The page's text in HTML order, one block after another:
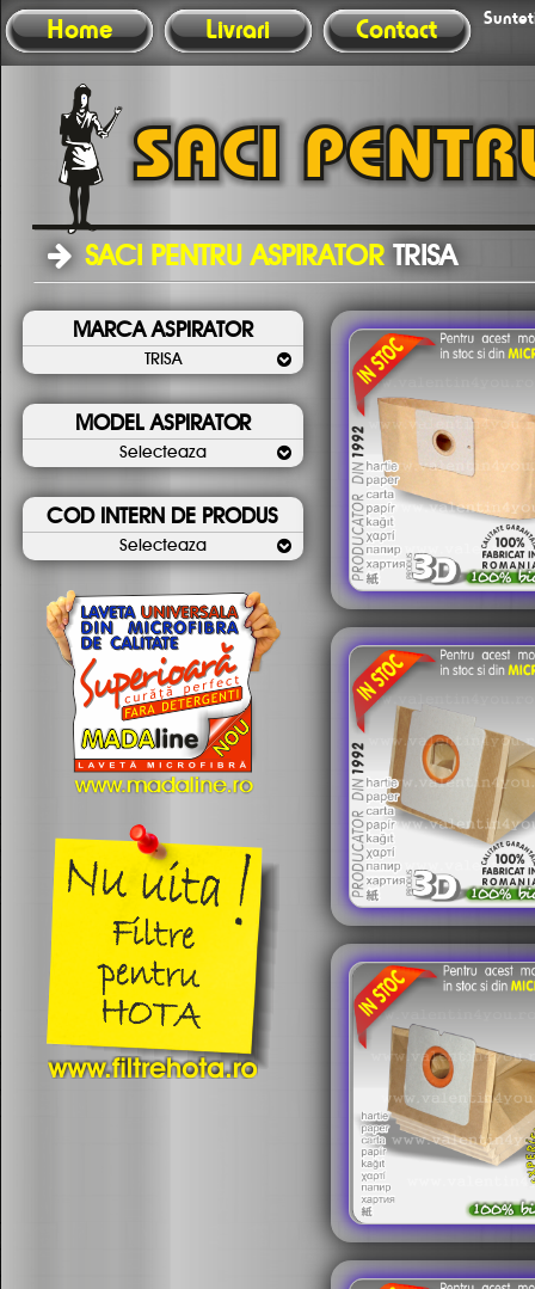
Home Livrari Contact
SACI PENTRU ASPIRATOR TRISA
MARCA ASPIRATOR
TRISA
MODEL ASPIRATOR
Selecteaza
COD INTERN DE PRODUS
Selecteaza